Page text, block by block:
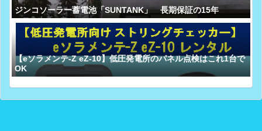
ジンコソーラー蓄電池「SUNTANK」 長期保証の15年
【eソラメンテ-Z eZ-10】低圧発電所のパネル点検はこれ1台で
OK